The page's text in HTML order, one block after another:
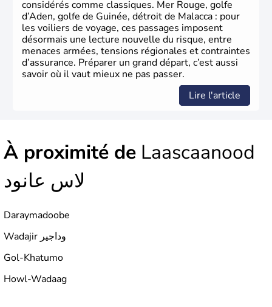
considérés comme classiques. Mer Rouge, golfe
d’Aden, golfe de Guinée, détroit de Malacca : pour
les voiliers de voyage, ces passages imposent
désormais une lecture nouvelle du risque, entre
menaces armées, tensions régionales et contraintes
d’assurance. Préparer un grand départ, c’est aussi
savoir où il vaut mieux ne pas passer.
Lire l'article
À proximité de Laascaanood
لاس عانود
Daraymadoobe
Wadajir وداجير
Gol-Khatumo
Howl-Wadaag